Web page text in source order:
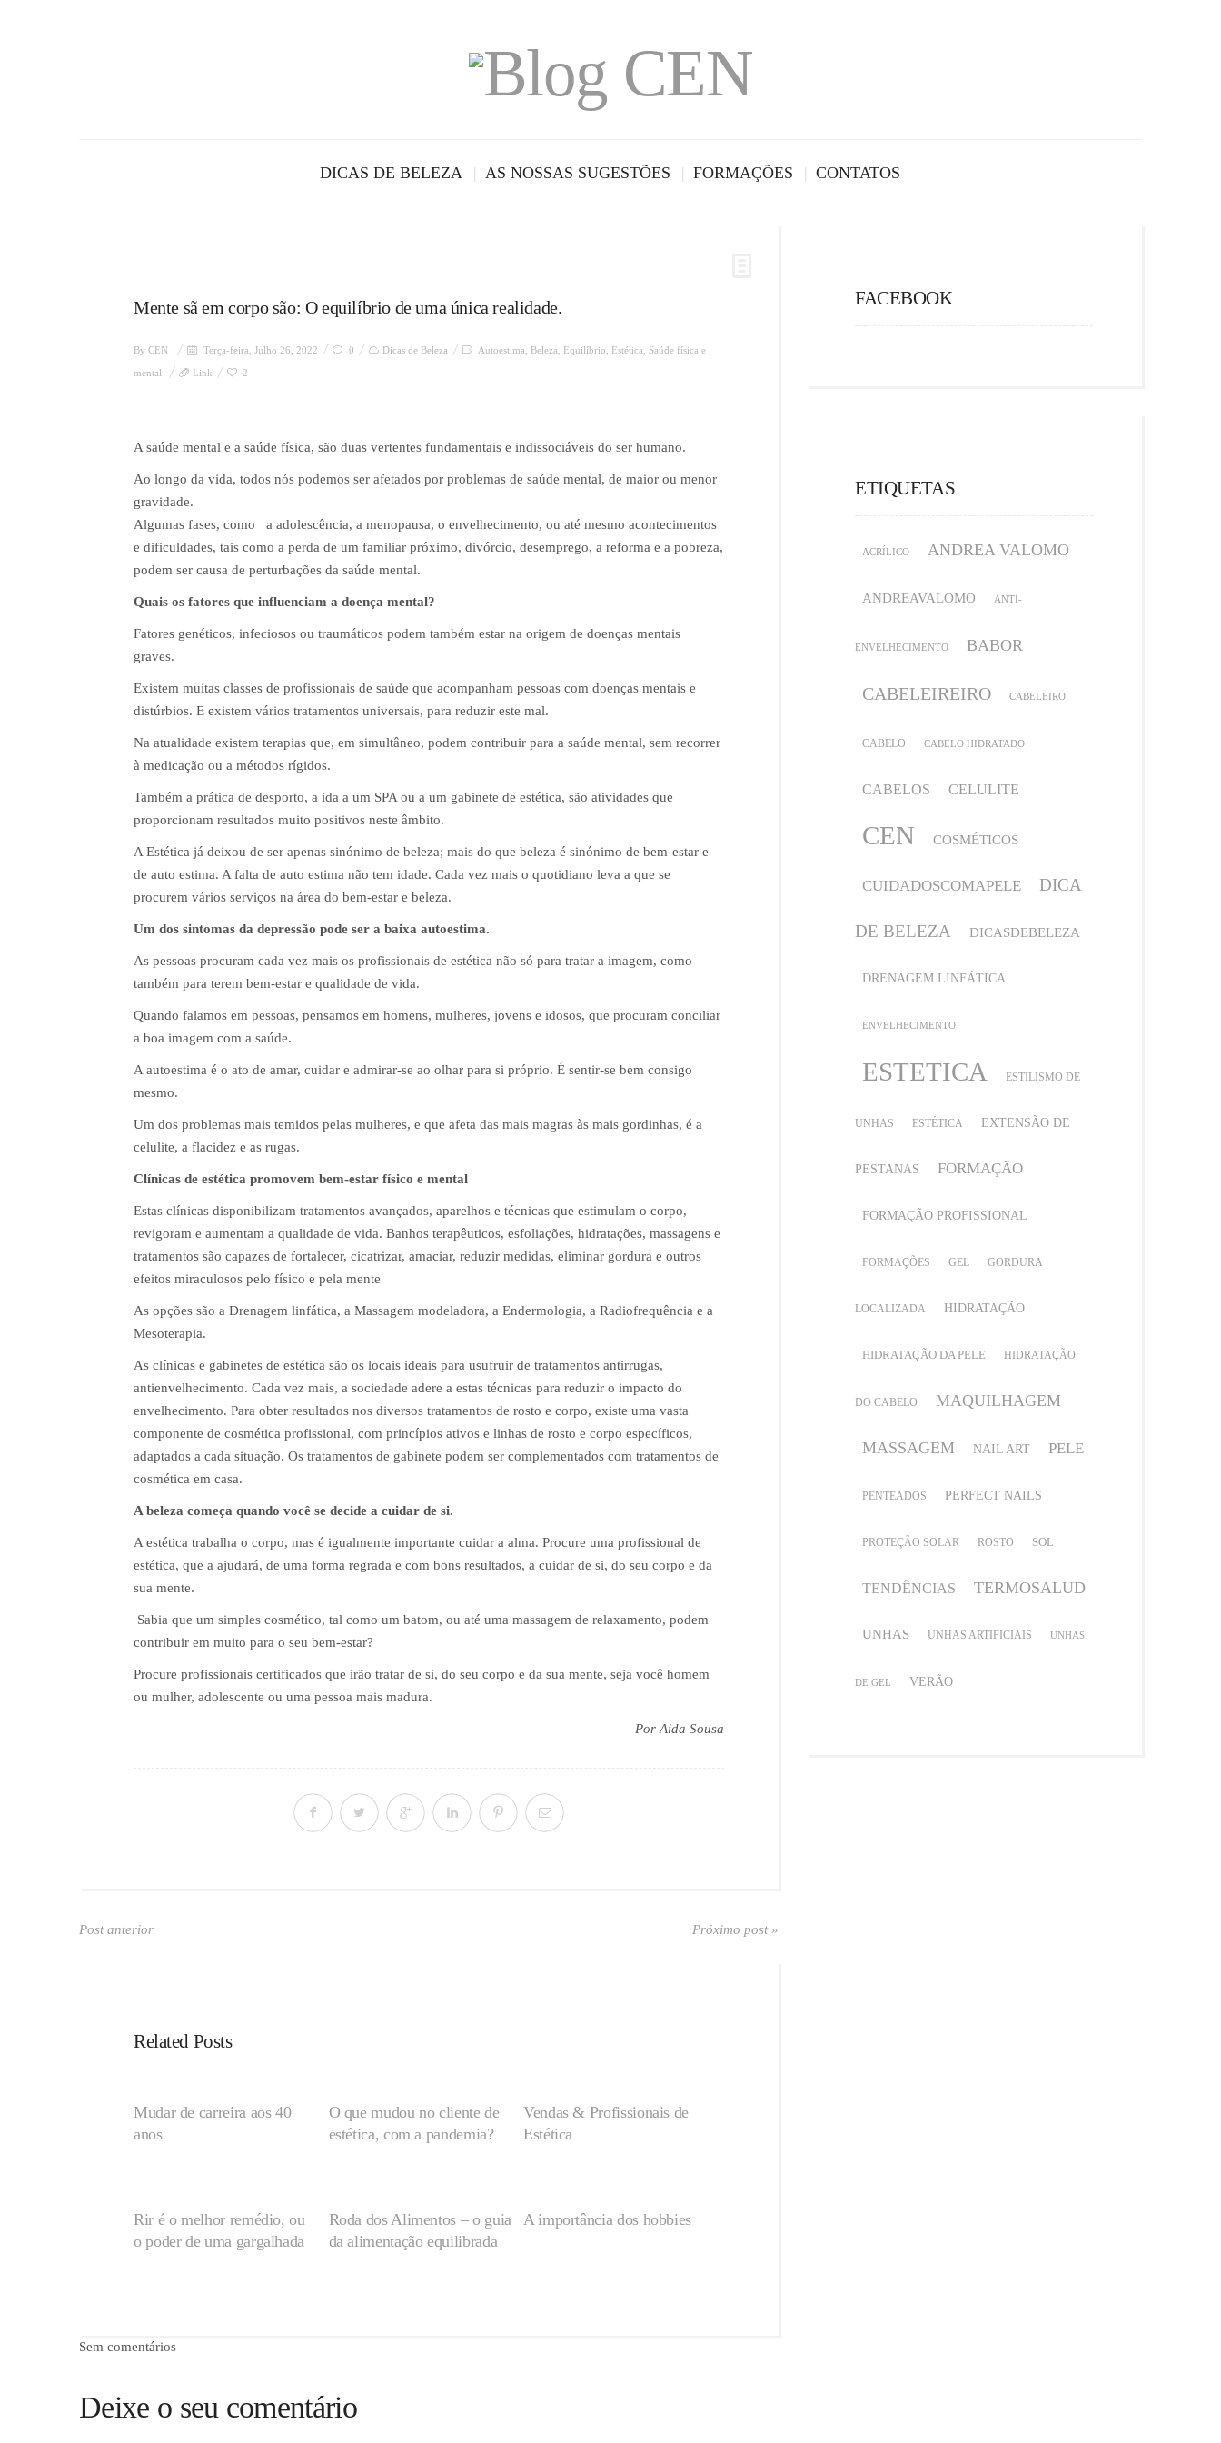
DICAS DE BELEZA AS NOSSAS SUGESTÕES FORMAÇÕES CONTATOS
Mente sã em corpo são: O equilíbrio de uma única realidade.
By CEN Terça-feira, Julho 26, 2022 0 Dicas de Beleza Autoestima Beleza Equilíbrio Estética Saúde física e
mental Link 2
A saúde mental e a saúde física, são duas vertentes fundamentais e indissociáveis do ser humano.
Ao longo da vida, todos nós podemos ser afetados por problemas de saúde mental, de maior ou menor
gravidade.
Algumas fases, como a adolescência, a menopausa, o envelhecimento, ou até mesmo acontecimentos
e dificuldades, tais como a perda de um familiar próximo, divórcio, desemprego, a reforma e a pobreza,
podem ser causa de perturbações da saúde mental.
Quais os fatores que influenciam a doença mental?
Fatores genéticos, infeciosos ou traumáticos podem também estar na origem de doenças mentais
graves.
Existem muitas classes de profissionais de saúde que acompanham pessoas com doenças mentais e
distúrbios. E existem vários tratamentos universais, para reduzir este mal.
Na atualidade existem terapias que, em simultâneo, podem contribuir para a saúde mental, sem recorrer
à medicação ou a métodos rígidos.
Também a prática de desporto, a ida a um SPA ou a um gabinete de estética, são atividades que
proporcionam resultados muito positivos neste âmbito.
A Estética já deixou de ser apenas sinónimo de beleza; mais do que beleza é sinónimo de bem-estar e
de auto estima. A falta de auto estima não tem idade. Cada vez mais o quotidiano leva a que se
procurem vários serviços na área do bem-estar e beleza.
Um dos sintomas da depressão pode ser a baixa autoestima.
As pessoas procuram cada vez mais os profissionais de estética não só para tratar a imagem, como
também para terem bem-estar e qualidade de vida.
Quando falamos em pessoas, pensamos em homens, mulheres, jovens e idosos, que procuram conciliar
a boa imagem com a saúde.
A autoestima é o ato de amar, cuidar e admirar-se ao olhar para si próprio. É sentir-se bem consigo
mesmo.
Um dos problemas mais temidos pelas mulheres, e que afeta das mais magras às mais gordinhas, é a
celulite, a flacidez e as rugas.
Clínicas de estética promovem bem-estar físico e mental
Estas clínicas disponibilizam tratamentos avançados, aparelhos e técnicas que estimulam o corpo,
revigoram e aumentam a qualidade de vida. Banhos terapêuticos, esfoliações, hidratações, massagens e
tratamentos são capazes de fortalecer, cicatrizar, amaciar, reduzir medidas, eliminar gordura e outros
efeitos miraculosos pelo físico e pela mente
As opções são a Drenagem linfática, a Massagem modeladora, a Endermologia, a Radiofrequência e a
Mesoterapia.
As clínicas e gabinetes de estética são os locais ideais para usufruir de tratamentos antirrugas,
antienvelhecimento. Cada vez mais, a sociedade adere a estas técnicas para reduzir o impacto do
envelhecimento. Para obter resultados nos diversos tratamentos de rosto e corpo, existe uma vasta
componente de cosmética profissional, com princípios ativos e linhas de rosto e corpo específicos,
adaptados a cada situação. Os tratamentos de gabinete podem ser complementados com tratamentos de
cosmética em casa.
A beleza começa quando você se decide a cuidar de si.
A estética trabalha o corpo, mas é igualmente importante cuidar a alma. Procure uma profissional de
estética, que a ajudará, de uma forma regrada e com bons resultados, a cuidar de si, do seu corpo e da
sua mente.
Sabia que um simples cosmético, tal como um batom, ou até uma massagem de relaxamento, podem
contribuir em muito para o seu bem-estar?
Procure profissionais certificados que irão tratar de si, do seu corpo e da sua mente, seja você homem
ou mulher, adolescente ou uma pessoa mais madura.
Por Aida Sousa
Post anterior Próximo post »
Related Posts
Mudar de carreira aos 40
anos
O que mudou no cliente de
estética, com a pandemia?
Vendas & Profissionais de
Estética
Rir é o melhor remédio, ou
o poder de uma gargalhada
Roda dos Alimentos – o guia
da alimentação equilibrada
A importância dos hobbies
Sem comentários
Deixe o seu comentário
FACEBOOK
ETIQUETAS
ACRÍLICO ANDREA VALOMO
ANDREAVALOMO ANTI-
ENVELHECIMENTO BABOR
CABELEIREIRO CABELEIRO
CABELO CABELO HIDRATADO
CABELOS CELULITE
CEN COSMÉTICOS
CUIDADOSCOMAPELE DICA
DE BELEZA DICASDEBELEZA
DRENAGEM LINFÁTICA
ENVELHECIMENTO
ESTETICA ESTILISMO DE
UNHAS ESTÉTICA EXTENSÃO DE
PESTANAS FORMAÇÃO
FORMAÇÃO PROFISSIONAL
FORMAÇÕES GEL GORDURA
LOCALIZADA HIDRATAÇÃO
HIDRATAÇÃO DA PELE HIDRATAÇÃO
DO CABELO MAQUILHAGEM
MASSAGEM NAIL ART PELE
PENTEADOS PERFECT NAILS
PROTEÇÃO SOLAR ROSTO SOL
TENDÊNCIAS TERMOSALUD
UNHAS UNHAS ARTIFICIAIS UNHAS
DE GEL VERÃO